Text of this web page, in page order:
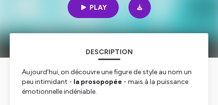
PLAY
DESCRIPTION
Aujourd’hui, on découvre une figure de style au nom un
peu intimidant - la prosopopée - mais à la puissance
émotionnelle indéniable.